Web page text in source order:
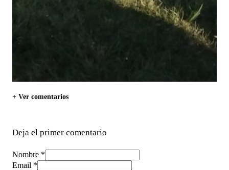
+ Ver comentarios
Deja el primer comentario
Nombre *
Email *